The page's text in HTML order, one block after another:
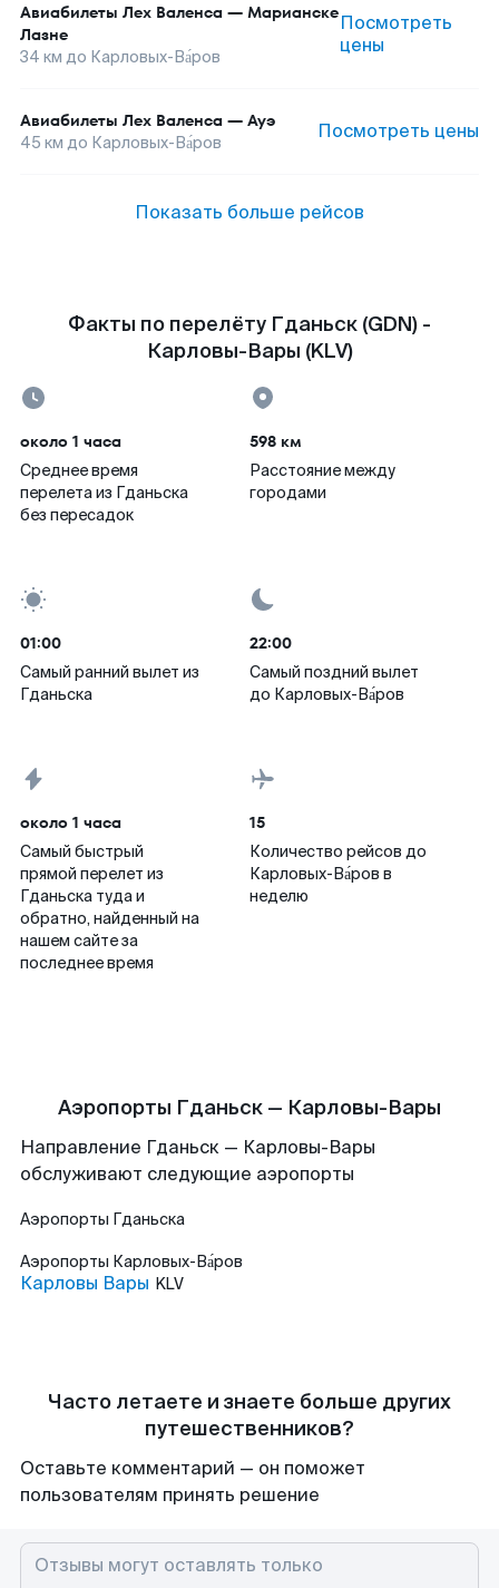
Авиабилеты Лех Валенса — Марианске
Лазне
34 км до Карловых-Ва́ров
Посмотреть
цены
Авиабилеты Лех Валенса — Ауэ
45 км до Карловых-Ва́ров Посмотреть цены
Показать больше рейсов
Факты по перелёту Гданьск (GDN) -
Карловы-Вары (KLV)
около 1 часа
Среднее время
перелета из Гданьска
без пересадок
598 км
Расстояние между
городами
01:00
Самый ранний вылет из
Гданьска
22:00
Самый поздний вылет
до Карловых-Ва́ров
около 1 часа
Самый быстрый
прямой перелет из
Гданьска туда и
обратно, найденный на
нашем сайте за
последнее время
15
Количество рейсов до
Карловых-Ва́ров в
неделю
Аэропорты Гданьск — Карловы-Вары
Направление Гданьск — Карловы-Вары
обслуживают следующие аэропорты
Аэропорты Гданьска
Аэропорты Карловых-Ва́ров
Карловы Вары KLV
Часто летаете и знаете больше других
путешественников?
Оставьте комментарий — он поможет
пользователям принять решение